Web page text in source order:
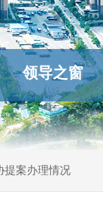
领导之窗
提案办理情况